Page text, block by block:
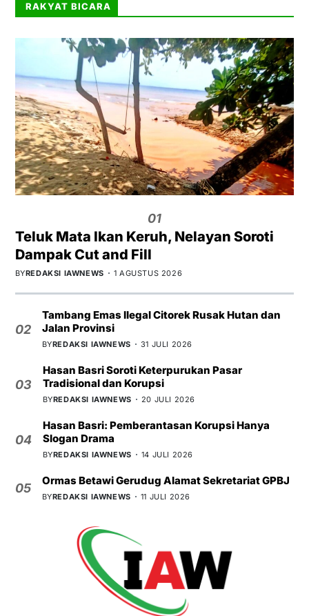
RAKYAT BICARA
01
Teluk Mata Ikan Keruh, Nelayan Soroti
Dampak Cut and Fill
BYREDAKSI IAWNEWS 1 AGUSTUS 2026
02
Tambang Emas Ilegal Citorek Rusak Hutan dan
Jalan Provinsi
BYREDAKSI IAWNEWS 31 JULI 2026
03
Hasan Basri Soroti Keterpurukan Pasar
Tradisional dan Korupsi
BYREDAKSI IAWNEWS 20 JULI 2026
04
Hasan Basri: Pemberantasan Korupsi Hanya
Slogan Drama
BYREDAKSI IAWNEWS 14 JULI 2026
05
Ormas Betawi Gerudug Alamat Sekretariat GPBJ
BYREDAKSI IAWNEWS 11 JULI 2026